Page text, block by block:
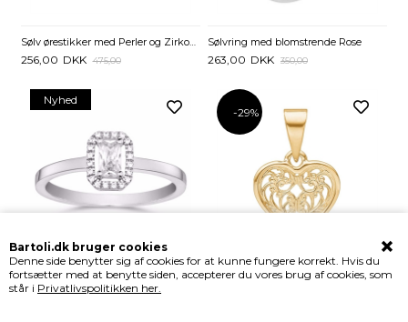
Bartoli.dk bruger cookies
Denne side benytter sig af cookies for at kunne fungere korrekt. Hvis du
fortsætter med at benytte siden, accepterer du vores brug af cookies, som
står i Privatlivspolitikken her.
Sølv ørestikker med Perler og Zirkoniasten
256,00 DKK 475,00
Sølvring med blomstrende Rose
263,00 DKK 350,00
Nyhed
Sølvring med Zirkonia i 925 Sterling Sølv – Elegant Rektangulært Design
595,00 DKK
-29%
Vedhæng i 14 kt. Guld med Hjerte og Mønster